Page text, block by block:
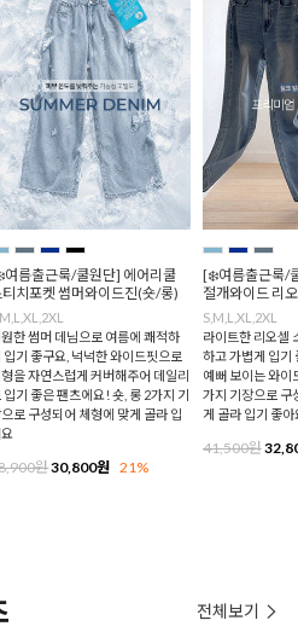
름출근룩/쿨원단] 에어리쿨
티치포켓 썸머와이드진(숏/롱)
한 썸머 데님으로 여름에 쾌적하
입기 좋구요, 넉넉한 와이드핏으로
을 자연스럽게 커버해주어 데일리
입기 좋은 팬츠에요! 숏, 롱 2가지 기
로 구성되어 체형에 맞게 골라 입
원30,800원 21%
[❄️여름출근룩/
절개와이드 리
S,M,L,XL,2XL
라이트한 리오셀
하고 가볍게 입기
예뻐 보이는 와이
가지 기장으로 구
게 골라 입기 좋아
41,500원
전체보기